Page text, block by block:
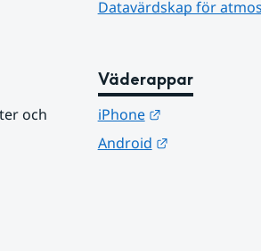
Datavärdskap för
och
Väderappar
iPhone
Länk till annan
Android
Länk till